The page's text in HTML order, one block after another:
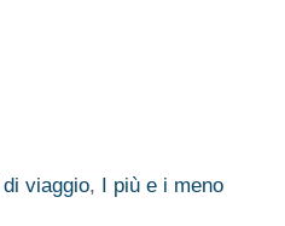
viaggio, I più e i meno